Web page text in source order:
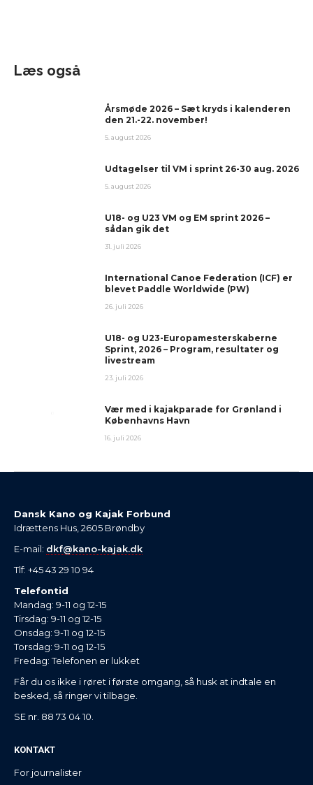
Læs også
Årsmøde 2026 – Sæt kryds i kalenderen
den 21.-22. november!
5. august 2026
Udtagelser til VM i sprint 26-30 aug. 2026
5. august 2026
U18- og U23 VM og EM sprint 2026 –
sådan gik det
31. juli 2026
International Canoe Federation (ICF) er
blevet Paddle Worldwide (PW)
26. juli 2026
U18- og U23-Europamesterskaberne
Sprint, 2026 – Program, resultater og
livestream
23. juli 2026
Vær med i kajakparade for Grønland i
Københavns Havn
16. juli 2026
Dansk Kano og Kajak Forbund
Idrættens Hus, 2605 Brøndby
E-mail: dkf@kano-kajak.dk
Tlf: +45 43 29 10 94
Telefontid
Mandag: 9-11 og 12-15
Tirsdag: 9-11 og 12-15
Onsdag: 9-11 og 12-15
Torsdag: 9-11 og 12-15
Fredag: Telefonen er lukket
Får du os ikke i røret i første omgang, så husk at indtale en
besked, så ringer vi tilbage.
SE nr. 88 73 04 10.
KONTAKT
For journalister